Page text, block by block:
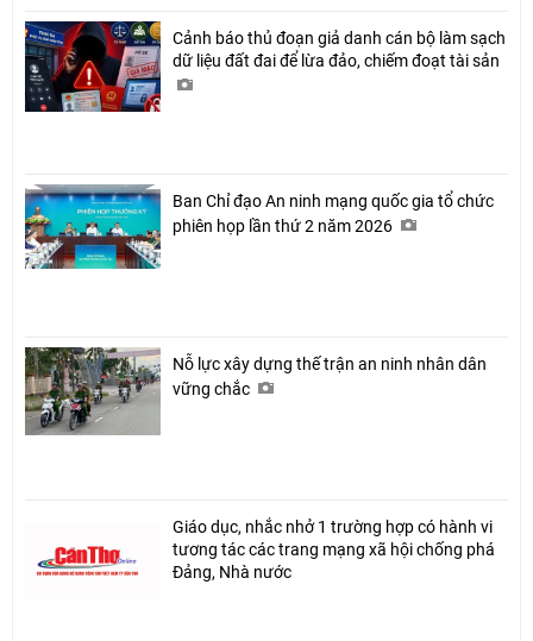
Cảnh báo thủ đoạn giả danh cán bộ làm sạch
dữ liệu đất đai để lừa đảo, chiếm đoạt tài sản
Ban Chỉ đạo An ninh mạng quốc gia tổ chức
phiên họp lần thứ 2 năm 2026
Nỗ lực xây dựng thế trận an ninh nhân dân
vững chắc
Giáo dục, nhắc nhở 1 trường hợp có hành vi
tương tác các trang mạng xã hội chống phá
Đảng, Nhà nước